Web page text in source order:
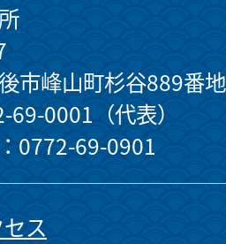
市峰山町杉谷889番地
0001（代表）
0772-69-0901
ス